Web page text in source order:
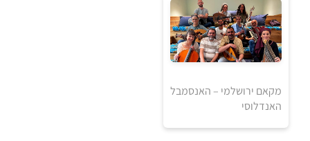
מקאם ירושלמי – האנסמבל
האנדלוסי